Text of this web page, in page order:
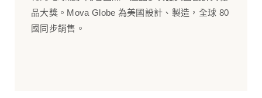
品大獎。Mova Globe 為美國設計、製造，全球 80
國同步銷售。